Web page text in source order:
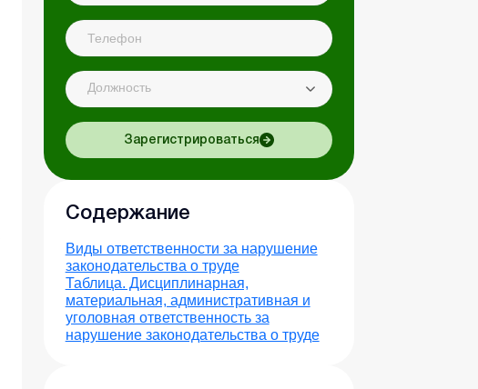
Должность
Зарегистрироваться
Содержание
Виды ответственности за нарушение
законодательства о труде
Таблица. Дисциплинарная,
материальная, административная и
уголовная ответственность за
нарушение законодательства о труде